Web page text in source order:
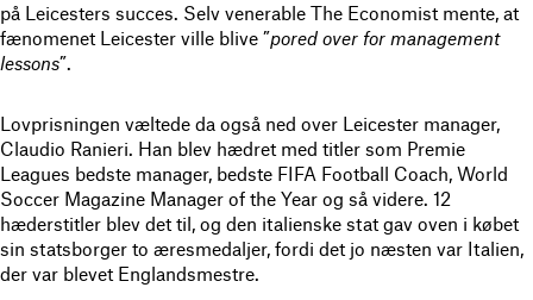
på Leicesters succes. Selv venerable The Economist mente, at
fænomenet Leicester ville blive ”pored over for management
lessons”.
Lovprisningen væltede da også ned over Leicester manager,
Claudio Ranieri. Han blev hædret med titler som Premie
Leagues bedste manager, bedste FIFA Football Coach, World
Soccer Magazine Manager of the Year og så videre. 12
hæderstitler blev det til, og den italienske stat gav oven i købet
sin statsborger to æresmedaljer, fordi det jo næsten var Italien,
der var blevet Englandsmestre.